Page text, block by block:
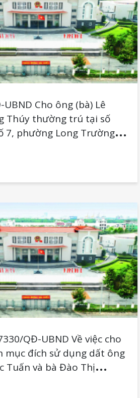
Cho ông (bà) Lê
Thúy thường trú tại số
7, phường Long Trường,
mục đích sử dụng
QĐ-UBND Về việc cho
mục đích sử dụng dất ông
Tuấn và bà Đào Thị